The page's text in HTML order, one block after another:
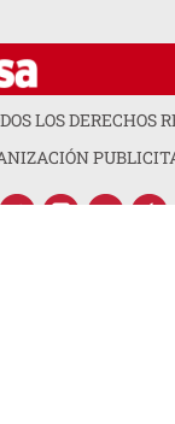
LOS DERECHOS